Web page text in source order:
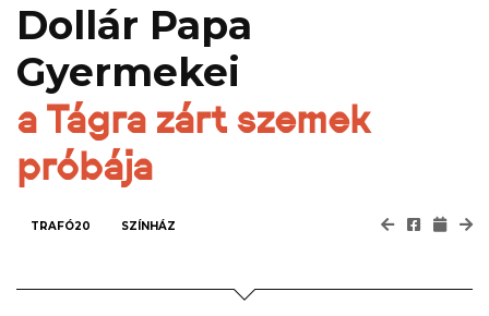
Dollár Papa
Gyermekei
a Tágra zárt szemek
próbája
TRAFÓ20 SZÍNHÁZ